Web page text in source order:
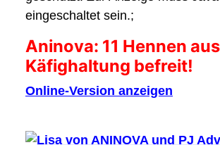
eingeschaltet sein.;
Aninova: 11 Hennen aus
Käfighaltung befreit!
Online-Version anzeigen